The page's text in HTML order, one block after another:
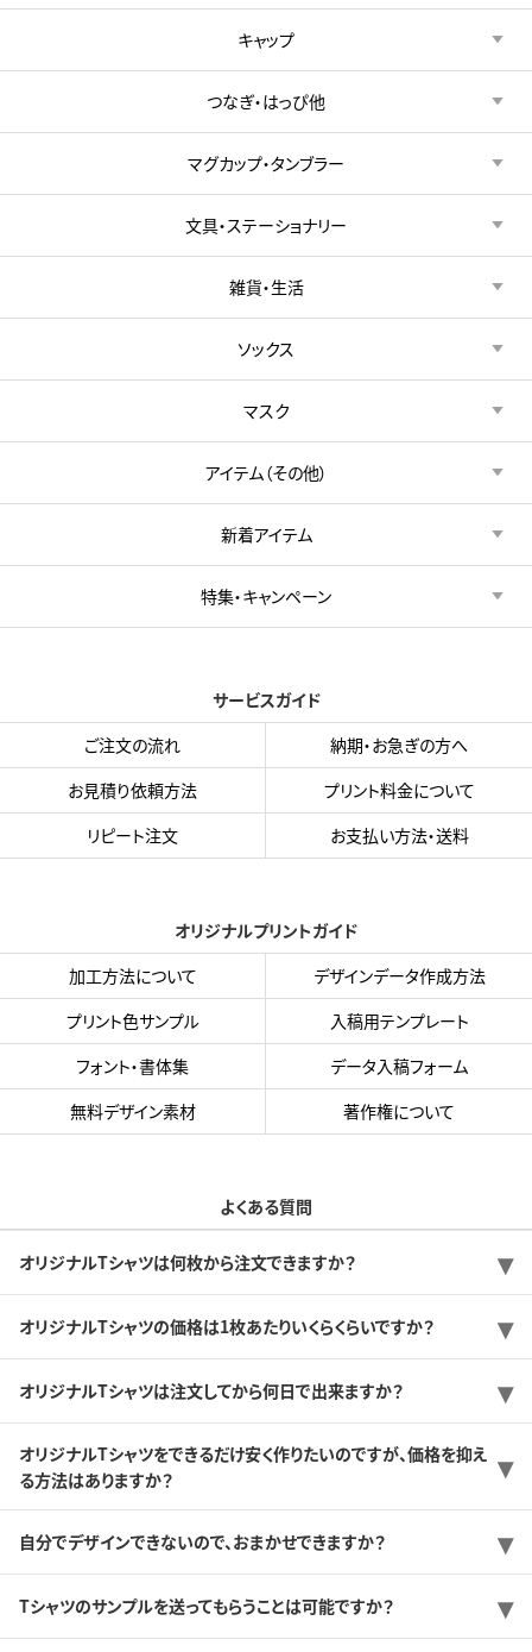
キャップ
つなぎ・はっぴ他
マグカップ・タンブラー
文具・ステーショナリー
雑貨・生活
ソックス
マスク
アイテム（その他）
新着アイテム
特集・キャンペーン
サービスガイド
ご注文の流れ
納期・お急ぎの方へ
お見積り依頼方法
プリント料金について
リピート注文
お支払い方法・送料
オリジナルプリントガイド
加工方法について
デザインデータ作成方法
プリント色サンプル
入稿用テンプレート
フォント・書体集
データ入稿フォーム
無料デザイン素材
著作権について
よくある質問
オリジナルTシャツは何枚から注文できますか？
オリジナルTシャツの価格は1枚あたりいくらくらいですか？
オリジナルTシャツは注文してから何日で出来ますか？
オリジナルTシャツをできるだけ安く作りたいのですが、価格を抑え
る方法はありますか？
自分でデザインできないので、おまかせできますか？
Tシャツのサンプルを送ってもらうことは可能ですか？